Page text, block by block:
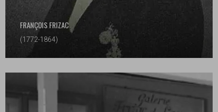
FRANÇOIS FRIZAC
(1772-1864)